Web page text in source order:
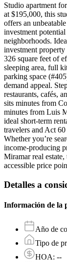
Studio apartment
at $195,000, this
offers an
investment
neighborhoods.
investment
326 square feet of
sleeping area, full
parking space
demand appeal.
restaurants, cafés,
sits minutes from
minutes from Luis
ideal short-term
travelers and Act
Whether you’re
income-producing
Miramar real
accessible price
Detalles a
Información de la
Año de
Tipo de
HOA: --